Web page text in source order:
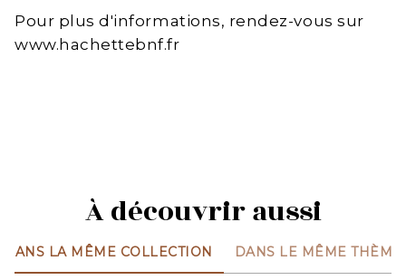
Pour plus d'informations, rendez-vous sur
www.hachettebnf.fr
À découvrir aussi
DANS LA MÊME COLLECTION DANS LE MÊME THÈME